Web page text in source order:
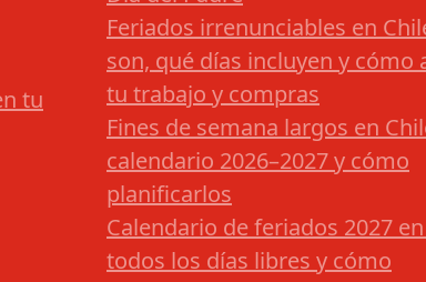
tu
Feriados irrenunciables en
son, qué días incluyen y cómo
tu trabajo y compras
Fines de semana largos en
calendario 2026–2027 y cómo
planificarlos
Calendario de feriados 2027
todos los días libres y cómo